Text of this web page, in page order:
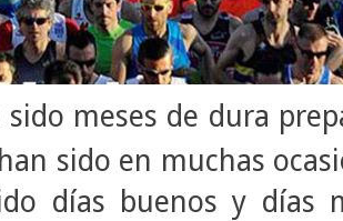
sido meses de dura
sido en muchas
días buenos y días